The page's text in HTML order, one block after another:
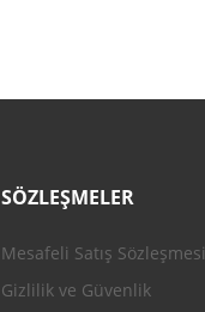
SÖZLEŞMELER
Mesafeli Satış Sözleşmesi
Gizlilik ve Güvenlik